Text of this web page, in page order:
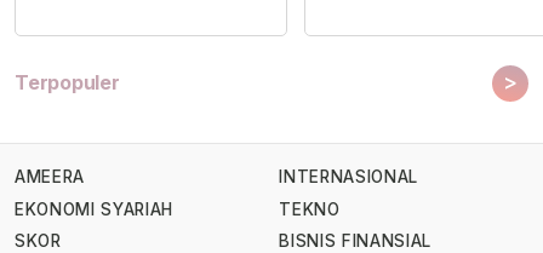
Terpopuler >
AMEERA
EKONOMI SYARIAH
SKOR
INTERNASIONAL
TEKNO
BISNIS FINANSIAL